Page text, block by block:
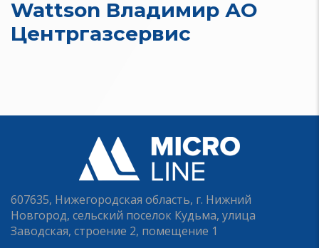
Wattson Владимир АО
Центргазсервис
607635, Нижегородская область, г. Нижний
Новгород, сельский поселок Кудьма, улица
Заводская, строение 2, помещение 1